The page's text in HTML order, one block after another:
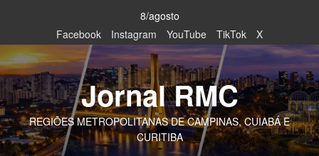
content
8/agosto
Facebook
Instagram YouTube TikTok X
Jornal RMC
REGIÕES METROPOLITANAS DE CAMPINAS, CUIABÁ E
CURITIBA